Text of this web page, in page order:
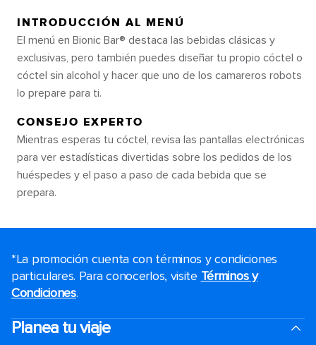
INTRODUCCIÓN AL MENÚ
El menú en Bionic Bar® destaca las bebidas clásicas y
exclusivas, pero también puedes diseñar tu propio cóctel o
cóctel sin alcohol y hacer que uno de los camareros robots
lo prepare para ti.
CONSEJO EXPERTO
Mientras esperas tu cóctel, revisa las pantallas electrónicas
para ver estadísticas divertidas sobre los pedidos de los
huéspedes y el paso a paso de cada bebida que se
prepara.
*La promoción cuenta con términos y condiciones
particulares. Para conocerlos, visite Términos y
Condiciones.
Planea tu viaje